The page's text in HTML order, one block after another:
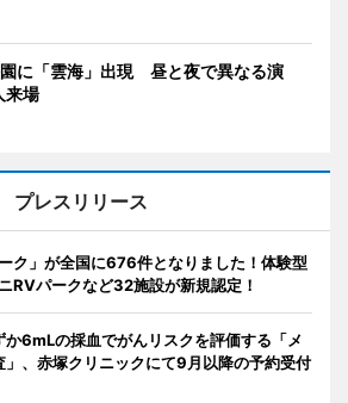
に「雲海」出現 昼と夜で異なる演
来場
プレスリリース
ク」が全国に676件となりました！体験型
RVパークなど32施設が新規認定！
か6mLの採血でがんリスクを評価する「メ
」、赤塚クリニックにて9月以降の予約受付